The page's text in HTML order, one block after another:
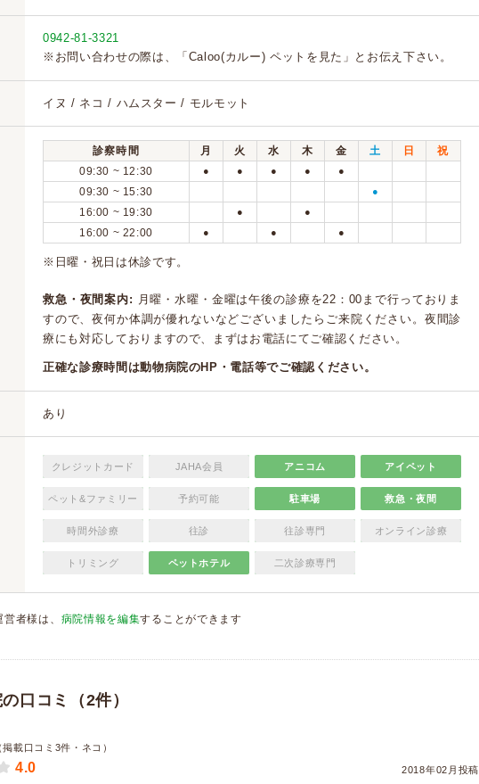
0942-81-3321
※お問い合わせの際は、「Caloo(カルー) ペットを見た」とお伝え下さい。
イヌ / ネコ / ハムスター / モルモット
診察時間 月 火 水 木 金 土 日
祝
09:30 ~ 12:30
● ● ● ● ●
09:30 ~ 15:30 ●
16:00 ~ 19:30 ● ●
16:00 ~ 22:00 ● ● ●
※日曜・祝日は休診です。
救急・夜間案内: 月曜・水曜・金曜は午後の診療を22：00まで行っておりま
すので、夜何か体調が優れないなどございましたらご来院ください。夜間診
療にも対応しておりますので、まずはお電話にてご確認ください。
正確な診療時間は動物病院のHP・電話等でご確認ください。
あり
クレジットカード JAHA会員 アニコム アイペット
ペット&ファミリー 予約可能 駐車場 救急・夜間
時間外診療 往診 往診専門 オンライン診療
トリミング ペットホテル 二次診療専門
者様は、 病院情報を編集することができます
口コミ（2件）
載口コミ3件・ネコ）
2018年02月投稿
4.0